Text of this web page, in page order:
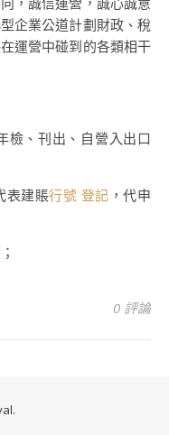
企業公道計劃財政、稅
運營中碰到的各類相干
、刊出、自營入出口
建賬行號 登記 ，代申
0 評論
.